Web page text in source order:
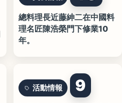
總料理長近藤紳二在中國料
理名匠陳浩榮門下修業10
年。
活動情報 9